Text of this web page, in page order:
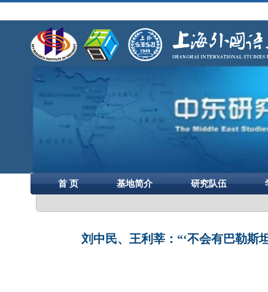
首 页 基地简介 研究队伍
刘中民、王利莘：“‘不会有巴勒斯